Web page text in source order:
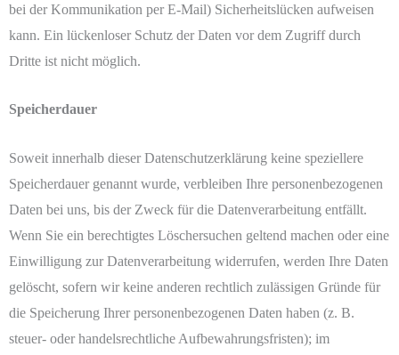
bei der Kommunikation per E-Mail) Sicherheitslücken aufweisen
kann. Ein lückenloser Schutz der Daten vor dem Zugriff durch
Dritte ist nicht möglich.
Speicherdauer
Soweit innerhalb dieser Datenschutzerklärung keine speziellere
Speicherdauer genannt wurde, verbleiben Ihre personenbezogenen
Daten bei uns, bis der Zweck für die Datenverarbeitung entfällt.
Wenn Sie ein berechtigtes Löschersuchen geltend machen oder eine
Einwilligung zur Datenverarbeitung widerrufen, werden Ihre Daten
gelöscht, sofern wir keine anderen rechtlich zulässigen Gründe für
die Speicherung Ihrer personenbezogenen Daten haben (z. B.
steuer- oder handelsrechtliche Aufbewahrungsfristen); im